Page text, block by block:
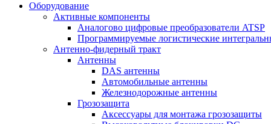
Оборудование
Активные компоненты
Аналогово цифровые преобразователи ATSP
Программируемые логистические
Антенно-фидерный тракт
Антенны
DAS антенны
Автомобильные антенны
Железнодорожные антенны
Грозозащита
Аксессуары для монтажа грозозащиты